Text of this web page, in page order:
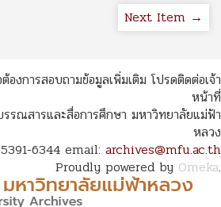
Next Item →
งการสอบถามข้อมูลเพิ่มเติม โปรดติดต่อเจ้า
หน้าที่
รณสารและสื่อการศึกษา มหาวิทยาลัยแม่ฟ้า
หลวง
6344 email: archives@mfu.ac.th
Proudly powered by Omeka.